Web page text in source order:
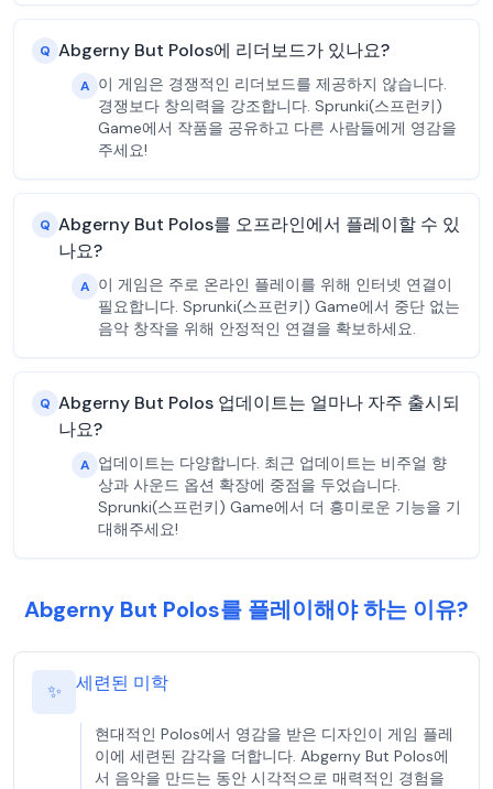
Q Abgerny But Polos에 리더보드가 있나요?
A 이 게임은 경쟁적인 리더보드를 제공하지 않습니다.
경쟁보다 창의력을 강조합니다. Sprunki(스프런키)
Game에서 작품을 공유하고 다른 사람들에게 영감을
주세요!
Q Abgerny But Polos를 오프라인에서 플레이할 수 있
나요?
A 이 게임은 주로 온라인 플레이를 위해 인터넷 연결이
필요합니다. Sprunki(스프런키) Game에서 중단 없는
음악 창작을 위해 안정적인 연결을 확보하세요.
Q Abgerny But Polos 업데이트는 얼마나 자주 출시되
나요?
A 업데이트는 다양합니다. 최근 업데이트는 비주얼 향
상과 사운드 옵션 확장에 중점을 두었습니다.
Sprunki(스프런키) Game에서 더 흥미로운 기능을 기
대해주세요!
Abgerny But Polos를 플레이해야 하는 이유?
✨ 세련된 미학
현대적인 Polos에서 영감을 받은 디자인이 게임 플레
이에 세련된 감각을 더합니다. Abgerny But Polos에
서 음악을 만드는 동안 시각적으로 매력적인 경험을